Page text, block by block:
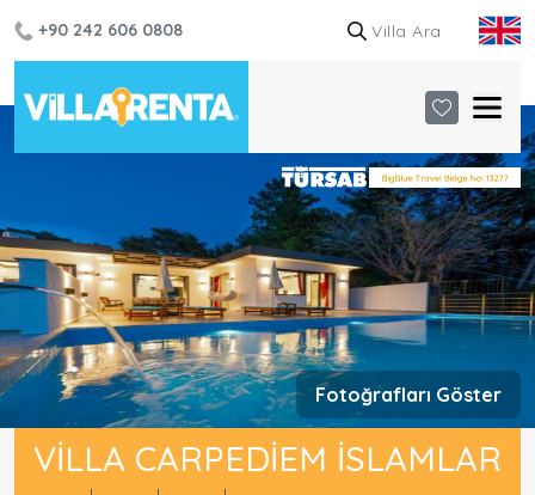
+90 242 606 0808
Fotoğrafları Göster
VILLA CARPEDIEM İSLAMLAR